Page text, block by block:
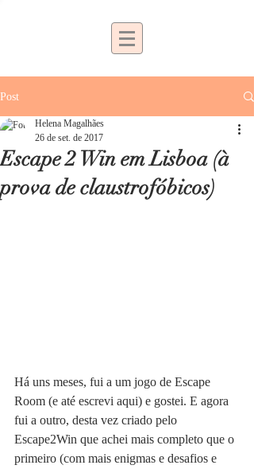
Post
Escape 2 Win em Lisboa (à
prova de claustrofóbicos)
Helena Magalhães
26 de set. de 2017
Há uns meses, fui a um jogo de Escape
Room (e até escrevi aqui) e gostei. E agora
fui a outro, desta vez criado pelo
Escape2Win que achei mais completo que o
primeiro (com mais enigmas e desafios e